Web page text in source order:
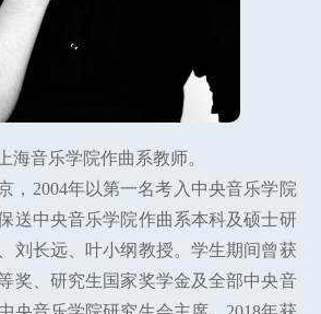
海音乐学院作曲系教师。
，2004年以第一名考入中央音乐学院
送中央音乐学院作曲系本科及硕士研
刘长远、叶小纲教授。学生期间曾获
奖、研究生国家奖学金及全部中央音